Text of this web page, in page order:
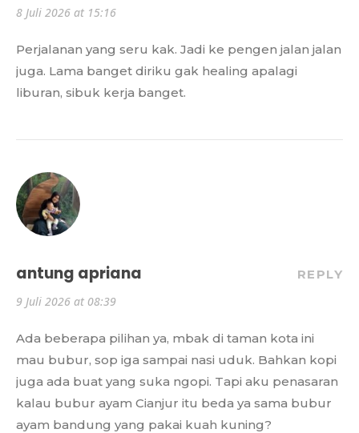
8 Juli 2026 at 15:16
Perjalanan yang seru kak. Jadi ke pengen jalan jalan
juga. Lama banget diriku gak healing apalagi
liburan, sibuk kerja banget.
antung apriana
9 Juli 2026 at 08:39
REPLY
Ada beberapa pilihan ya, mbak di taman kota ini
mau bubur, sop iga sampai nasi uduk. Bahkan kopi
juga ada buat yang suka ngopi. Tapi aku penasaran
kalau bubur ayam Cianjur itu beda ya sama bubur
ayam bandung yang pakai kuah kuning?